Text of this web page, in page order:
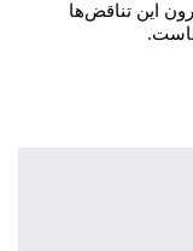
این تناقض‌ها